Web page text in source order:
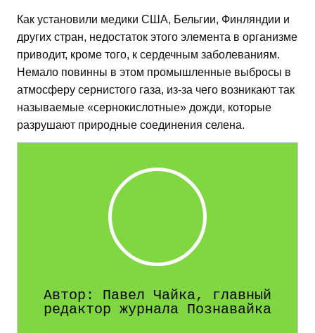
Как установили медики США, Бельгии, Финляндии и
других стран, недостаток этого элемента в организме
приводит, кроме того, к сердечным заболеваниям.
Немало повинны в этом промышленные выбросы в
атмосферу сернистого газа, из-за чего возникают так
называемые «сернокислотные» дожди, которые
разрушают природные соединения селена.
Автор: Павел Чайка, главный
редактор журнала Познавайка